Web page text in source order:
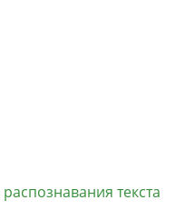
текста